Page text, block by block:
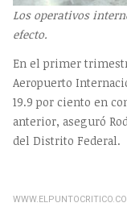
Los operativos
efecto.
En el primer
Aeropuerto
19.9 por ciento en
anterior, aseguró
del Distrito Federal.